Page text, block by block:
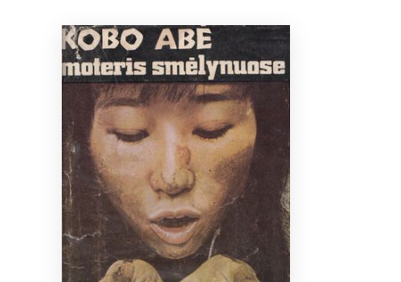
Naujienos
Bibliotekoms
+370 667 80 541
info@elvislab.lt